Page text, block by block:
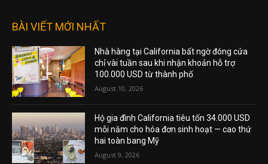
BÀI VIẾT MỚI NHẤT
Nhà hàng tại California bất ngờ đóng cửa
chỉ vài tuần sau khi nhận khoản hỗ trợ
100.000 USD từ thành phố
August 10, 2026
Hộ gia đình California tiêu tốn 34.000 USD
mỗi năm cho hóa đơn sinh hoạt — cao thứ
hai toàn bang Mỹ
August 9, 2026